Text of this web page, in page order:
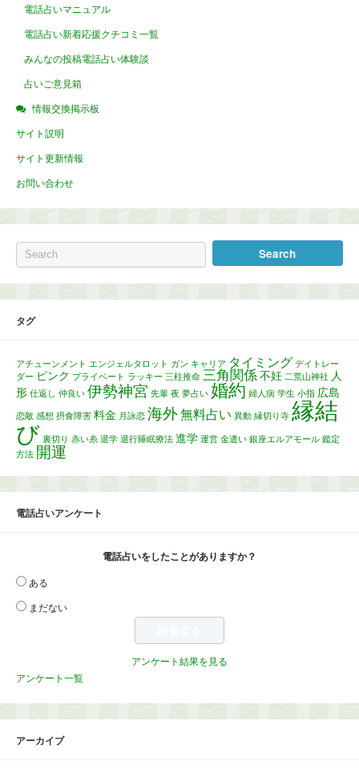
電話占いマニュアル
電話占い新着応援クチコミ一覧
みんなの投稿電話占い体験談
占いご意見箱
情報交換掲示板
サイト説明
サイト更新情報
お問い合わせ
タグ
アチューンメント エンジェルタロット ガン キャリア タイミング デイトレー
ダー ピンク プライベート ラッキー 三柱推命 三角関係 不妊 二荒山神社 人
形 仕返し 仲良い 伊勢神宮 先輩 夜 夢占い 婚約 婦人病 学生 小指 広島
恋敵 感想 摂食障害 料金 月詠恋 海外無料占い 異動 縁切り寺 縁結
び 裏切り 赤い糸 退学 退行睡眠療法 進学 運営 金遣い 銀座エルアモール 鑑定
方法 開運
電話占いアンケート
電話占いをしたことがありますか？
ある
まだない
アンケート結果を見る
アンケート一覧
アーカイブ